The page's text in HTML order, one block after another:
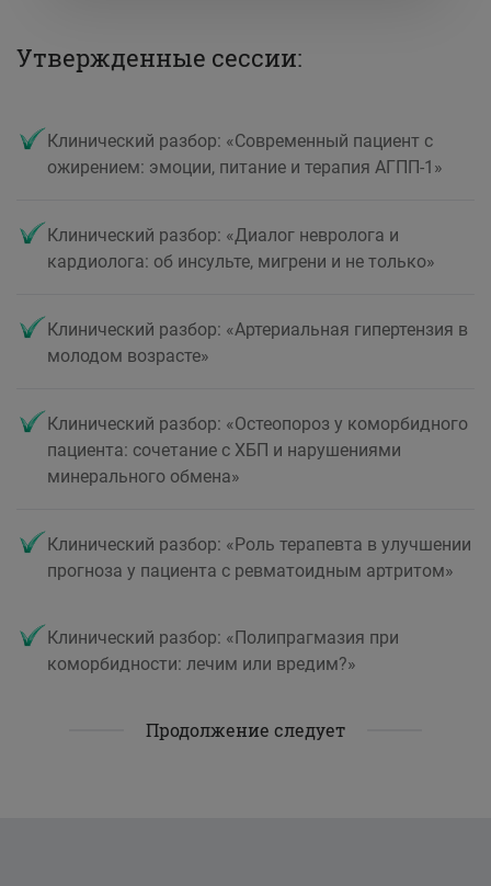
Утвержденные сессии:
Клинический разбор: «Современный пациент с
ожирением: эмоции, питание и терапия АГПП-1»
Клинический разбор: «Диалог невролога и
кардиолога: об инсульте, мигрени и не только»
Клинический разбор: «Артериальная гипертензия в
молодом возрасте»
Клинический разбор: «Остеопороз у коморбидного
пациента: сочетание с ХБП и нарушениями
минерального обмена»
Клинический разбор: «Роль терапевта в улучшении
прогноза у пациента с ревматоидным артритом»
Клинический разбор: «Полипрагмазия при
коморбидности: лечим или вредим?»
Продолжение следует